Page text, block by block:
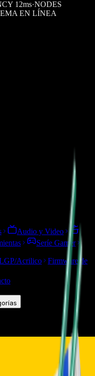
12ms·NODES
EN LÍNEA
Audio y Video
Seríe Gamer
Acrilico
Firmware de